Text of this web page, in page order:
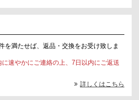
を満たせば、返品・交換をお受け致しま
速やかにご連絡の上、7日以内にご返送
詳しくはこちら